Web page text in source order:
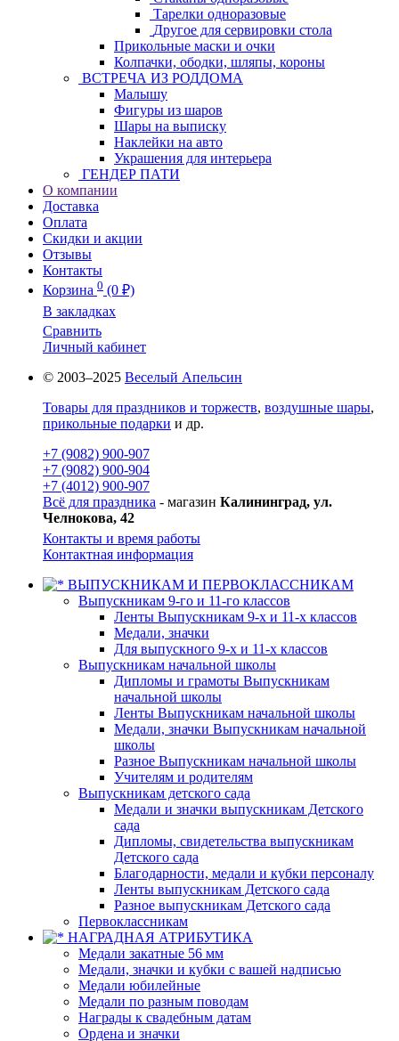
Тарелки одноразовые
Другое для сервировки стола
Прикольные маски и очки
Колпачки, ободки, шляпы, короны
ВСТРЕЧА ИЗ РОДДОМА
Малышу
Фигуры из шаров
Шары на выписку
Наклейки на авто
Украшения для интерьера
ГЕНДЕР ПАТИ
О компании
Доставка
Оплата
Скидки и акции
Отзывы
Контакты
Корзина 0 (0 ₽)
В закладках
Сравнить
Личный кабинет
© 2003–2025 Веселый Апельсин
Товары для праздников и торжеств, воздушные шары,
прикольные подарки и др.
+7 (9082) 900-907
+7 (9082) 900-904
+7 (4012) 900-907
Всё для праздника - магазин Калининград, ул.
Челнокова, 42
Контакты и время работы
Контактная информация
ВЫПУСКНИКАМ И ПЕРВОКЛАССНИКАМ
Выпускникам 9-го и 11-го классов
Ленты Выпускникам 9-х и 11-х классов
Медали, значки
Для выпускного 9-х и 11-х классов
Выпускникам начальной школы
Дипломы и грамоты Выпускникам
начальной школы
Ленты Выпускникам начальной школы
Медали, значки Выпускникам начальной
школы
Разное Выпускникам начальной школы
Учителям и родителям
Выпускникам детского сада
Медали и значки выпускникам Детского
сада
Дипломы, свидетельства выпускникам
Детского сада
Благодарности, медали и кубки персоналу
Ленты выпускникам Детского сада
Разное выпускникам Детского сада
Первоклассникам
НАГРАДНАЯ АТРИБУТИКА
Медали закатные 56 мм
Медали, значки и кубки с вашей надписью
Медали юбилейные
Медали по разным поводам
Награды к свадебным датам
Ордена и значки